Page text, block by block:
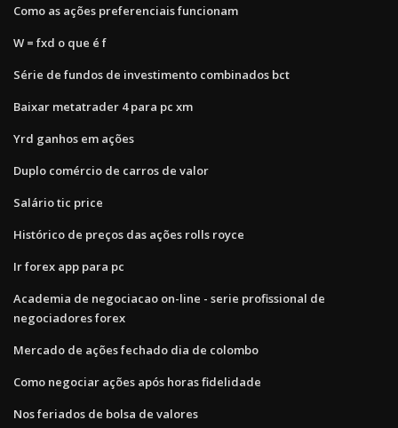
Como as ações preferenciais funcionam
W = fxd o que é f
Série de fundos de investimento combinados bct
Baixar metatrader 4 para pc xm
Yrd ganhos em ações
Duplo comércio de carros de valor
Salário tic price
Histórico de preços das ações rolls royce
Ir forex app para pc
Academia de negociacao on-line - serie profissional de
negociadores forex
Mercado de ações fechado dia de colombo
Como negociar ações após horas fidelidade
Nos feriados de bolsa de valores